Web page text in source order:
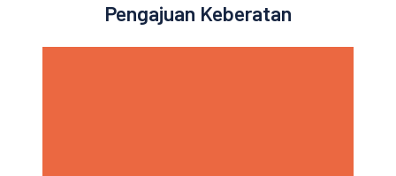
Pengajuan Keberatan